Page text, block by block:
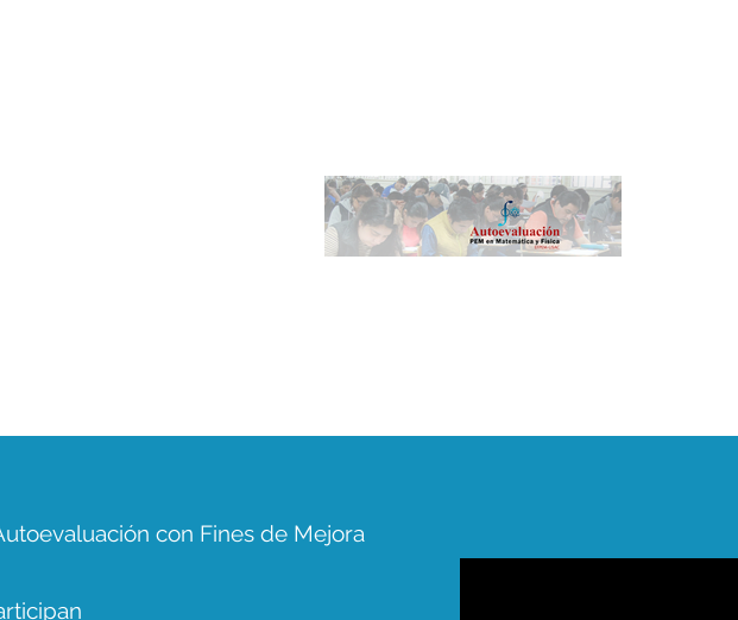
con Fines de Mejora